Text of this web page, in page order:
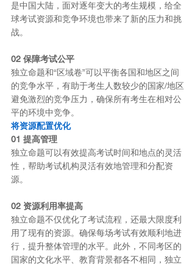
是中国大陆，面对逐年变大的考生规模，给全
球考试资源和竞争环境也带来了新的压力和挑
战。
02 保障考试公平
独立命题和“区域卷”可以平衡各国和地区之间
的竞争水平，有助于考生人数较少的国家/地区
避免激烈的竞争压力，确保所有考生在相对公
平的环境中竞争。
将资源配置优化
01 提高管理
独立命题可以有效提高考试时间和地点的灵活
性，帮助考试机构灵活有效地管理和分配资
源。
02 资源利用率提高
独立命题不仅优化了考试流程，还最大限度利
用了现有的资源。确保每场考试有效顺利地进
行，提升整体管理的水平。此外，不同考区的
国家的文化水平、教育背景都各不相同，独立